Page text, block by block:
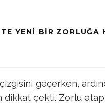
YENI BIR ZORLUĞA
geçerken,
dikkat çekti. Zorlu